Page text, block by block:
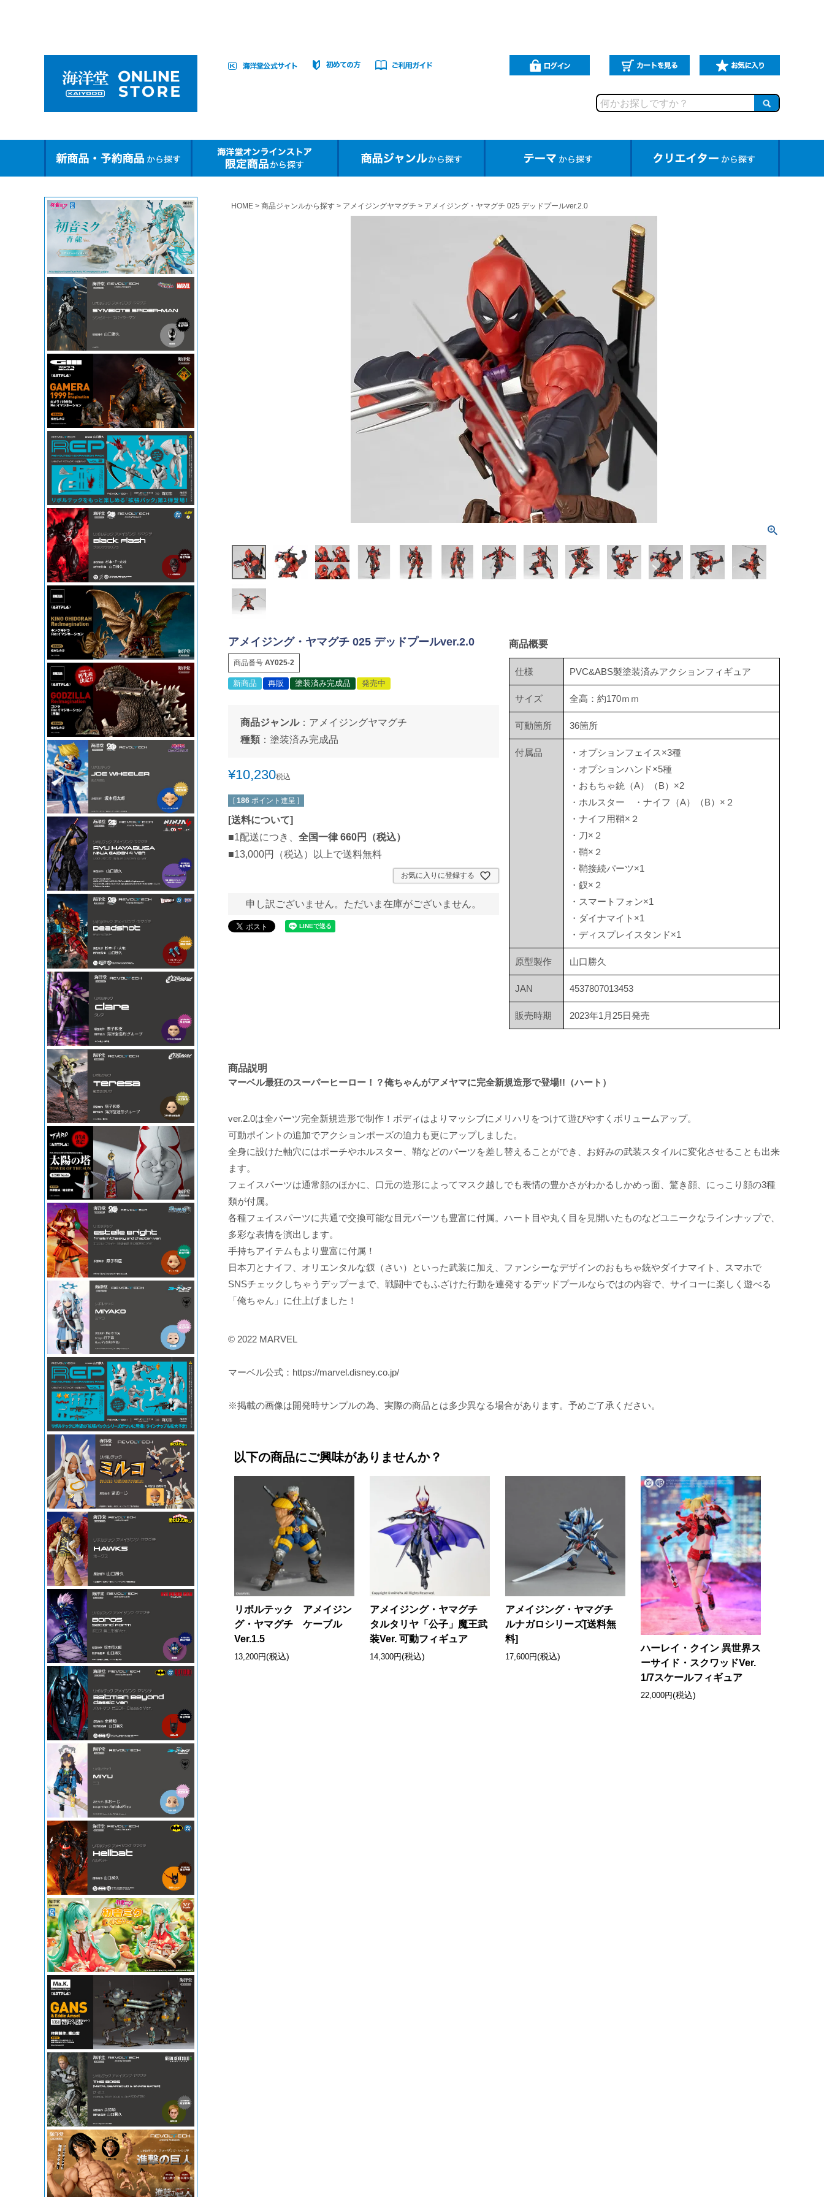
HOME 商品ジャンルから探す アメイジングヤマグチ アメイジング・ヤマグチ 025 デッドプールver.2.0
アメイジング・ヤマグチ 025 デッドプールver.2.0
商品番号 AY025-2
新商品 再販 塗装済み完成品 発売中
商品ジャンル： アメイジングヤマグチ
種類 ： 塗装済み完成品
¥10,230税込
[ 186 ポイント進呈 ]
[送料について]
■1配送につき、 全国一律 660円（税込）
■13,000円（税込）以上で送料無料
お気に入りに登録する
申し訳ございません。ただいま在庫がございません。
商品概要
仕様 PVC&ABS製塗装済みアクションフィギュア
サイズ 全高：約170ｍｍ
可動箇所 36箇所
付属品
・オプションフェイス×3種
・オプションハンド×5種
・おもちゃ銃（A）（B）×2
・ホルスター ・ナイフ（A）（B）×２
・ナイフ用鞘×２
・刀×２
・鞘×２
・鞘接続パーツ×1
・釵×２
・スマートフォン×1
・ダイナマイト×1
・ディスプレイスタンド×1
原型製作 山口勝久
JAN 4537807013453
販売時期 2023年1月25日発売
商品説明
マーベル最狂のスーパーヒーロー！？俺ちゃんがアメヤマに完全新規造形で登場!!（ハート）
ver.2.0は全パーツ完全新規造形で制作！ボディはよりマッシブにメリハリをつけて遊びやすくボリュームアップ。
可動ポイントの追加でアクションポーズの迫力も更にアップしました。
全身に設けた軸穴にはポーチやホルスター、鞘などのパーツを差し替えることができ、お好みの武装スタイルに変化させることも出来
ます。
フェイスパーツは通常顔のほかに、口元の造形によってマスク越しでも表情の豊かさがわかるしかめっ面、驚き顔、にっこり顔の3種
類が付属。
各種フェイスパーツに共通で交換可能な目元パーツも豊富に付属。ハート目や丸く目を見開いたものなどユニークなラインナップで、
多彩な表情を演出します。
手持ちアイテムもより豊富に付属！
日本刀とナイフ、オリエンタルな釵（さい）といった武装に加え、ファンシーなデザインのおもちゃ銃やダイナマイト、スマホで
SNSチェックしちゃうデップーまで、戦闘中でもふざけた行動を連発するデッドプールならではの内容で、サイコーに楽しく遊べる
「俺ちゃん」に仕上げました！
© 2022 MARVEL
マーベル公式： https://marvel.disney.co.jp/
※掲載の画像は開発時サンプルの為、実際の商品とは多少異なる場合があります。予めご了承ください。
以下の商品にご興味がありませんか？
リボルテック アメイジン
グ・ヤマグチ ケーブル
Ver.1.5
13,200円(税込)
アメイジング・ヤマグチ
タルタリヤ「公子」魔王武
装Ver. 可動フィギュア
14,300円(税込)
アメイジング・ヤマグチ
ルナガロシリーズ[送料無
料]
17,600円(税込)
ハーレイ・クイン 異世界ス
ーサイド・スクワッドVer.
1/7スケールフィギュア
22,000円(税込)